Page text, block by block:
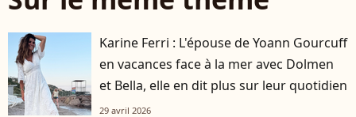
Karine Ferri : L'épouse de Yoann Gourcuff
en vacances face à la mer avec Dolmen
et Bella, elle en dit plus sur leur quotidien
29 avril 2026